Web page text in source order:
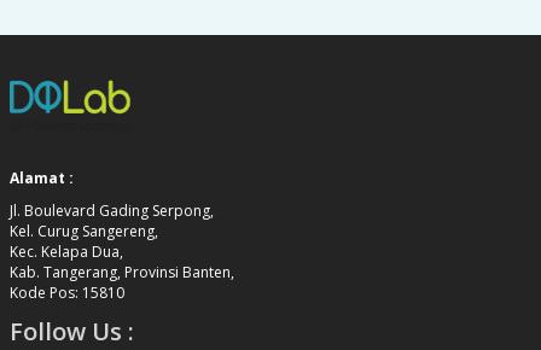
Alamat :
Jl. Boulevard Gading Serpong,
Kel. Curug Sangereng,
Kec. Kelapa Dua,
Kab. Tangerang, Provinsi Banten,
Kode Pos: 15810
Follow Us :